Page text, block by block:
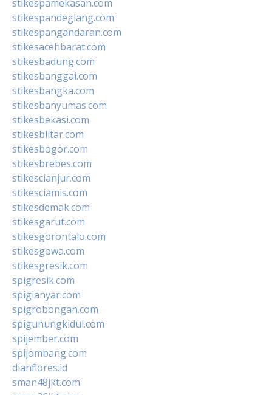
stikespamekasan.com
stikespandeglang.com
stikespangandaran.com
stikesacehbarat.com
stikesbadung.com
stikesbanggai.com
stikesbangka.com
stikesbanyumas.com
stikesbekasi.com
stikesblitar.com
stikesbogor.com
stikesbrebes.com
stikescianjur.com
stikesciamis.com
stikesdemak.com
stikesgarut.com
stikesgorontalo.com
stikesgowa.com
stikesgresik.com
spigresik.com
spigianyar.com
spigrobongan.com
spigunungkidul.com
spijember.com
spijombang.com
dianflores.id
sman48jkt.com